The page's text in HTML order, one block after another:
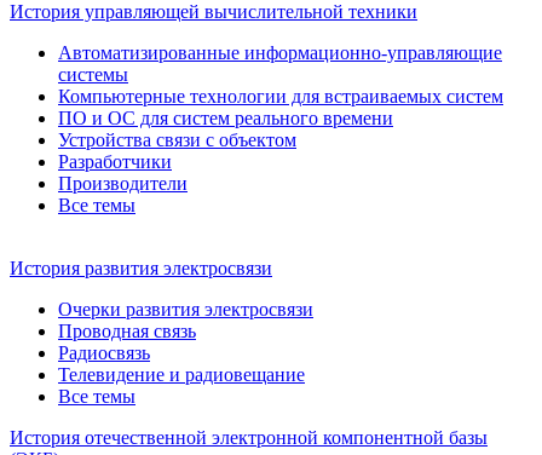
История управляющей вычислительной техники
Автоматизированные информационно-управляющие
системы
Компьютерные технологии для встраиваемых систем
ПО и ОС для систем реального времени
Устройства связи с объектом
Разработчики
Производители
Все темы
История развития электросвязи
Очерки развития электросвязи
Проводная связь
Радиосвязь
Телевидение и радиовещание
Все темы
История отечественной электронной компонентной базы